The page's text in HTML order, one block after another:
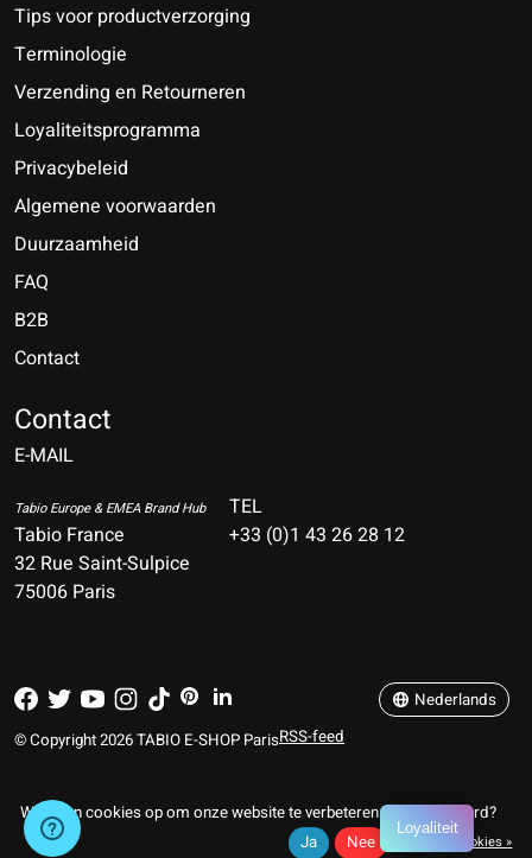
Tips voor productverzorging
Terminologie
Verzending en Retourneren
Loyaliteitsprogramma
Privacybeleid
Algemene voorwaarden
Duurzaamheid
FAQ
B2B
Contact
Contact
E-MAIL
Tabio Europe & EMEA Brand Hub
Tabio France
32 Rue Saint-Sulpice
75006 Paris
TEL
+33 (0)1 43 26 28 12
© Copyright 2026 TABIO E-SHOP ParisRSS-feed
Nederlands
Wij slaan cookies op om onze website te verbeteren. Is dat akkoord?
Ja
Nee Meer over cookies »
Loyaliteit